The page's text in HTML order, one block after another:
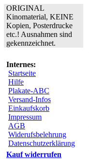
ORIGINAL
Kinomaterial, KEINE
Kopien, Posterdrucke
etc.! Ausnahmen sind
gekennzeichnet.
Internes:
Startseite
Hilfe
Plakate-ABC
Versand-Infos
Einkaufskorb
Impressum
AGB
Widerufsbelehrung
Datenschutzerklärung
Kauf widerrufen